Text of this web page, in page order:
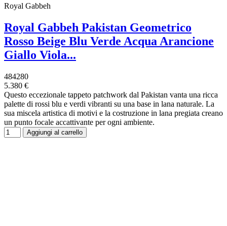
Royal Gabbeh
Royal Gabbeh Pakistan Geometrico
Rosso Beige Blu Verde Acqua Arancione
Giallo Viola...
484280
5.380 €
Questo eccezionale tappeto patchwork dal Pakistan vanta una ricca
palette di rossi blu e verdi vibranti su una base in lana naturale. La
sua miscela artistica di motivi e la costruzione in lana pregiata creano
un punto focale accattivante per ogni ambiente.
Aggiungi al carrello